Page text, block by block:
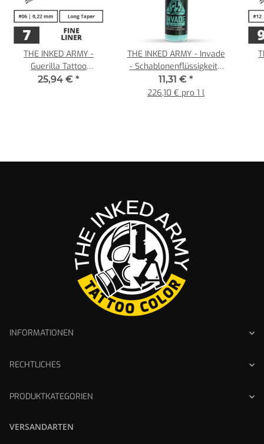
THE INKED ARMY -
Guerilla Tattoo
Nadelmodule - 7 Fine
25,94 € *
THE INKED ARMY - Invade
- Schablonenflüssigkeit -
50 ml
11,31 € *
226,10 € pro 1 l
INFORMATIONEN
RECHTLICHES
PRODUKTKATEGORIEN
VERSANDARTEN